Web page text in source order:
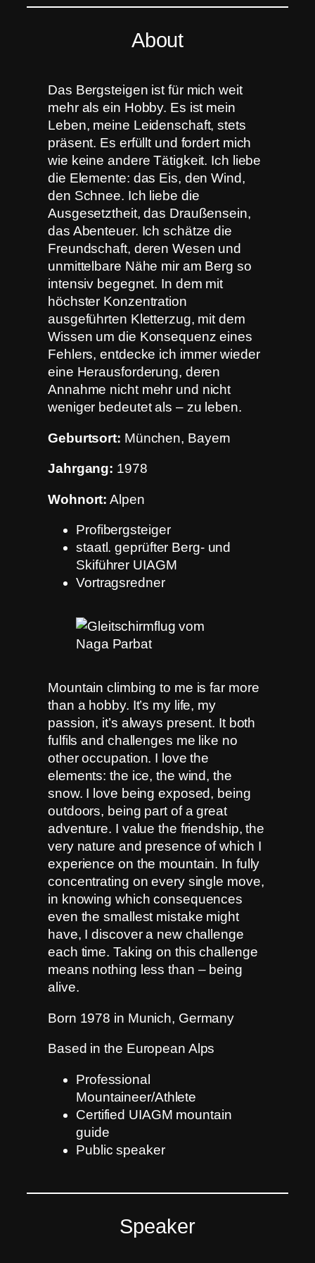
About
Das Bergsteigen ist für mich weit
mehr als ein Hobby. Es ist mein
Leben, meine Leidenschaft, stets
präsent. Es erfüllt und fordert mich
wie keine andere Tätigkeit. Ich liebe
die Elemente: das Eis, den Wind,
den Schnee. Ich liebe die
Ausgesetztheit, das Draußensein,
das Abenteuer. Ich schätze die
Freundschaft, deren Wesen und
unmittelbare Nähe mir am Berg so
intensiv begegnet. In dem mit
höchster Konzentration
ausgeführten Kletterzug, mit dem
Wissen um die Konsequenz eines
Fehlers, entdecke ich immer wieder
eine Herausforderung, deren
Annahme nicht mehr und nicht
weniger bedeutet als – zu leben.
Geburtsort: München, Bayern
Jahrgang: 1978
Wohnort: Alpen
Profibergsteiger
staatl. geprüfter Berg- und
Skiführer UIAGM
Vortragsredner
Mountain climbing to me is far more
than a hobby. It’s my life, my
passion, it’s always present. It both
fulfils and challenges me like no
other occupation. I love the
elements: the ice, the wind, the
snow. I love being exposed, being
outdoors, being part of a great
adventure. I value the friendship, the
very nature and presence of which I
experience on the mountain. In fully
concentrating on every single move,
in knowing which consequences
even the smallest mistake might
have, I discover a new challenge
each time. Taking on this challenge
means nothing less than – being
alive.
Born 1978 in Munich, Germany
Based in the European Alps
Professional
Mountaineer/Athlete
Certified UIAGM mountain
guide
Public speaker
Speaker